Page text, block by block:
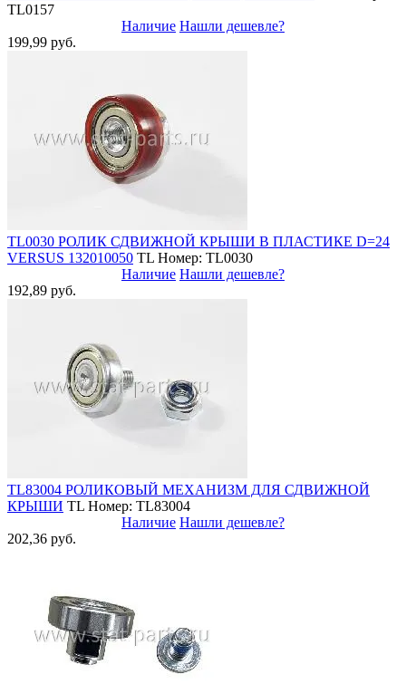
TL0157
Наличие Нашли дешевле?
199,99 руб.
TL0030 РОЛИК СДВИЖНОЙ КРЫШИ В ПЛАСТИКЕ D=24
VERSUS 132010050 TL Номер: TL0030
Наличие Нашли дешевле?
192,89 руб.
TL83004 РОЛИКОВЫЙ МЕХАНИЗМ ДЛЯ СДВИЖНОЙ
КРЫШИ TL Номер: TL83004
Наличие Нашли дешевле?
202,36 руб.